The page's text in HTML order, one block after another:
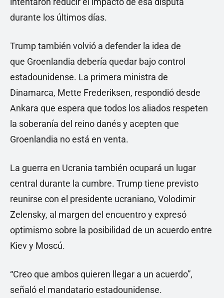
durante los últimos días.
Trump también volvió a defender la idea de
que Groenlandia debería quedar bajo control
estadounidense. La primera ministra de
Dinamarca, Mette Frederiksen, respondió desde
Ankara que espera que todos los aliados respeten
la soberanía del reino danés y acepten que
Groenlandia no está en venta.
La guerra en Ucrania también ocupará un lugar
central durante la cumbre. Trump tiene previsto
reunirse con el presidente ucraniano, Volodimir
Zelensky, al margen del encuentro y expresó
optimismo sobre la posibilidad de un acuerdo entre
Kiev y Moscú.
“Creo que ambos quieren llegar a un acuerdo”,
señaló el mandatario estadounidense.